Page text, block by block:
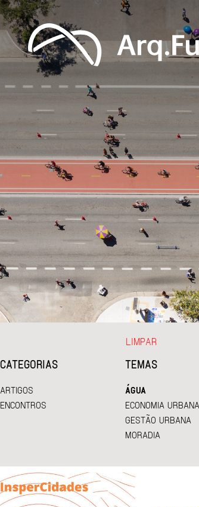
CATEGORIAS
ARTIGOS
ENCONTROS
TEMAS
ÁGUA
ECONOMIA URBANA
GESTÃO URBANA
MORADIA
LIMPAR